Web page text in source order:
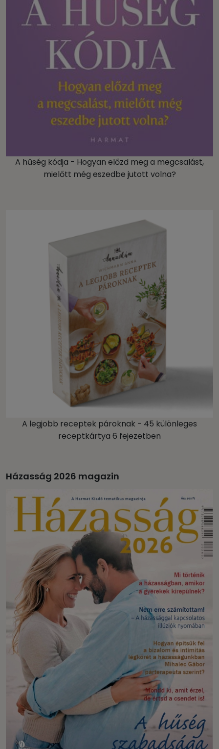
A hűség kódja - Hogyan előzd meg a megcsalást,
mielőtt még eszedbe jutott volna?
A legjobb receptek pároknak - 45 különleges
receptkártya 6 fejezetben
Házasság 2026 magazin